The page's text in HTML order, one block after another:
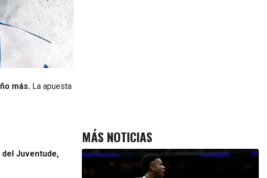
más. La apuesta
Juventude,
MÁS NOTICIAS